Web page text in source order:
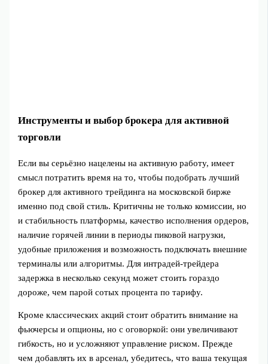
Инструменты и выбор брокера для активной
торговли
Если вы серьёзно нацелены на активную работу, имеет
смысл потратить время на то, чтобы подобрать лучший
брокер для активного трейдинга на московской бирже
именно под свой стиль. Критичны не только комиссии, но
и стабильность платформы, качество исполнения ордеров,
наличие горячей линии в периоды пиковой нагрузки,
удобные приложения и возможность подключать внешние
терминалы или алгоритмы. Для интрадей‑трейдера
задержка в несколько секунд может стоить гораздо
дороже, чем парой сотых процента по тарифу.
Кроме классических акций стоит обратить внимание на
фьючерсы и опционы, но с оговоркой: они увеличивают
гибкость, но и усложняют управление риском. Прежде
чем добавлять их в арсенал, убедитесь, что ваша текущая